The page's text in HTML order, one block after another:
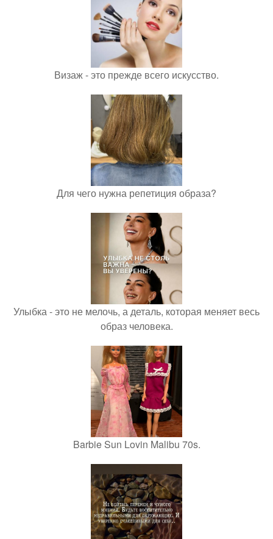
Визаж - это прежде всего искусство.
Для чего нужна репетиция образа?
Улыбка - это не мелочь, а деталь, которая меняет весь
образ человека.
Barbie Sun Lovin Malibu 70s.